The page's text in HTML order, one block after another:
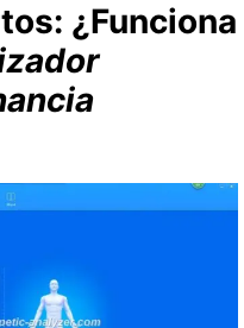
¿Funciona